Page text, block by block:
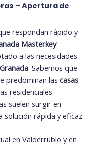
– Apertura de
respondan rápido y
Masterkey
a las necesidades
. Sabemos que
predominan las casas
residenciales
suelen surgir en
solución rápida y eficaz.
en Valderrubio y en